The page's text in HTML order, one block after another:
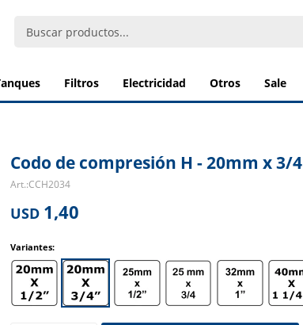
tanques filtros electricidad otros sale
Codo de compresión H - 20mm x 3/4
CCH2034
USD 1,40
Variantes: